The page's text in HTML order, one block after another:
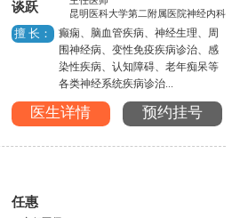
谈跃
昆明医科大学第二附属医院神经内科
擅 长：
癫痫、脑血管疾病、神经生理、周
围神经病、变性免疫疾病诊治、感
染性疾病、认知障碍、老年痴呆等
各类神经系统疾病诊治...
医生详情 预约挂号
任惠